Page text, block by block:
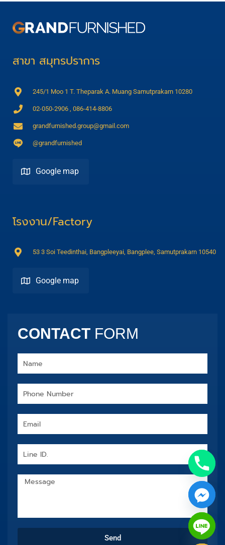
สาขา สมุทรปราการ
245/1 Moo 1 T. Theparak A. Muang Samutprakarn 10280
02-050-2906 , 086-414-8806
grandfurnished.group@gmail.com
@grandfurnished
Google map
โรงงาน/Factory
53 3 Soi Teedinthai, Bangpleeyai, Bangplee, Samutprakarn 10540
Google map
CONTACT FORM
Message
Send Hide
chaty